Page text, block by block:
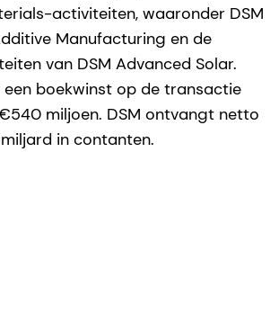
activiteiten, waaronder DSM
Manufacturing en de
van DSM Advanced Solar.
een boekwinst op de transactie
miljoen. DSM ontvangt netto
in contanten.